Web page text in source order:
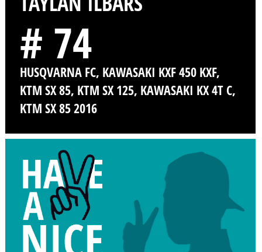
# 74
HUSQVARNA FC, KAWASAKI KXF 450 KXF,
KTM SX 85, KTM SX 125, KAWASAKI KX 4T C,
KTM SX 85 2016